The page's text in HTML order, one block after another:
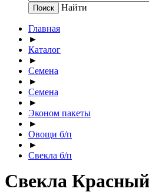
Найти
Главная
►
Каталог
►
Семена
►
Семена
►
Эконом пакеты
►
Овощи б/п
►
Свекла б/п
Свекла